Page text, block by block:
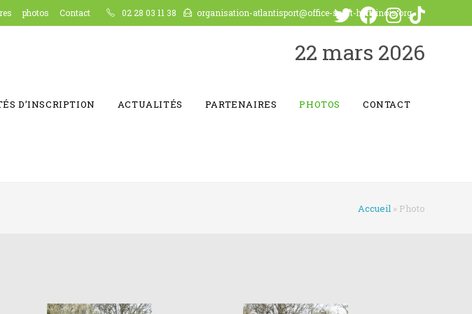
photos Contact 02 28 03 11 38 organisation-atlantisport@office-sport-herblinois.org
22 mars 2026
D’INSCRIPTION ACTUALITÉS PARTENAIRES PHOTOS CONTACT
Accueil » Photo